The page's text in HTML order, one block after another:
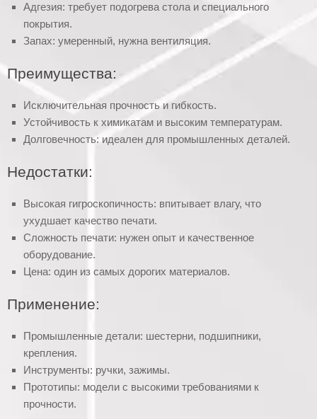
Адгезия: требует подогрева стола и специального
покрытия.
Запах: умеренный, нужна вентиляция.
Преимущества:
Исключительная прочность и гибкость.
Устойчивость к химикатам и высоким температурам.
Долговечность: идеален для промышленных деталей.
Недостатки:
Высокая гигроскопичность: впитывает влагу, что
ухудшает качество печати.
Сложность печати: нужен опыт и качественное
оборудование.
Цена: один из самых дорогих материалов.
Применение:
Промышленные детали: шестерни, подшипники,
крепления.
Инструменты: ручки, зажимы.
Прототипы: модели с высокими требованиями к
прочности.